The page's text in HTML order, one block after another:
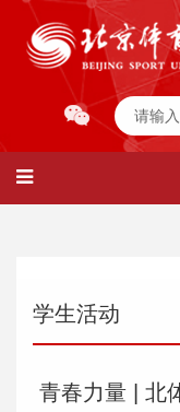
学生活动
青春力量 | 北